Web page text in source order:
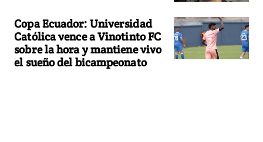
Copa Ecuador: Universidad
Católica vence a Vinotinto FC
sobre la hora y mantiene vivo
el sueño del bicampeonato